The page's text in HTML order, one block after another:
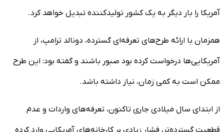
آمریکا را بار دیگر به یک کشور تولیدکننده تبدیل خواهد کرد.
همزمان با ارائه طرح‌های تعرفه‌ای گسترده، دونالد ترامپ، از
آمریکایی‌ها درخواست کرده بود صبور باشند و گفته بود: این طرح
ممکن است به کمی زمان، نیاز داشته باشد.
از ابتدای سال میلادی جاری تاکنون، تعرفه‌های واردات و عدم